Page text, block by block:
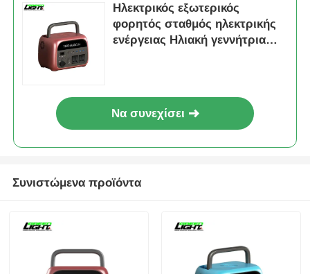
Ηλεκτρικός εξωτερικός
φορητός σταθμός ηλεκτρικής
ενέργειας Ηλιακή γεννήτρια
Να συνεχίσει
Συνιστώμενα προϊόντα